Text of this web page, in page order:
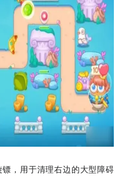
，用于清理右边的大型障碍